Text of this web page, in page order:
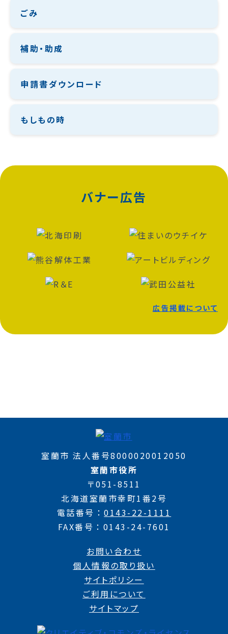
ごみ
補助・助成
申請書ダウンロード
もしもの時
バナー広告
広告掲載について
室蘭市 法人番号8000020012050
室蘭市役所
〒051-8511
北海道室蘭市幸町1番2号
電話番号
0143-22-1111
FAX番号
0143-24-7601
お問い合わせ
個人情報の取り扱い
サイトポリシー
ご利用について
サイトマップ